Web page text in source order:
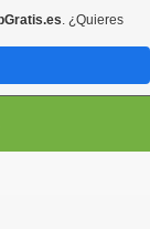
. ¿Quieres